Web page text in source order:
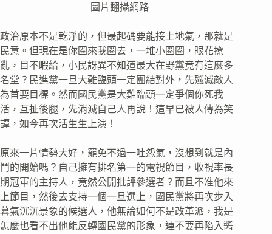
圖片翻攝網路
政治原本不是乾淨的，但最起碼要能接上地氣，那就是
民意。但現在是你圈來我圈去，一堆小圈圈，眼花撩
亂，目不暇給，小民訝異不知道最大在野黨竟有這麼多
名堂？民進黨一旦大難臨頭一定團結對外，先殲滅敵人
為首要目標。然而國民黨是大難臨頭一定爭個你死我
活，互扯後腿，先消滅自己人再說！這早已被人傳為笑
譚，如今再次活生生上演！
原來一片情勢大好，罷免不過一吐怨氣，沒想到就是內
鬥的開始嗎？自己擁有排名第一的電視節目，收視率長
期冠軍的主持人，竟然公開批評參選者？而且不准他來
上節目，然後去支持一個一旦選上，國民黨將再次步入
暮氣沉沉景象的候選人，他無論如何不是改革派，我是
怎麼也看不出他能反轉國民黨的形象，連不要再陷入醬